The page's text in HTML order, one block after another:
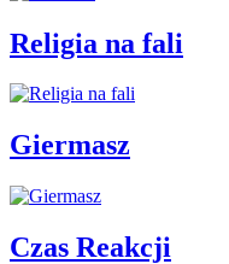
Religia na fali
Giermasz
Czas Reakcji